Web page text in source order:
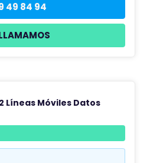
49 84 94
Líneas Móviles Datos